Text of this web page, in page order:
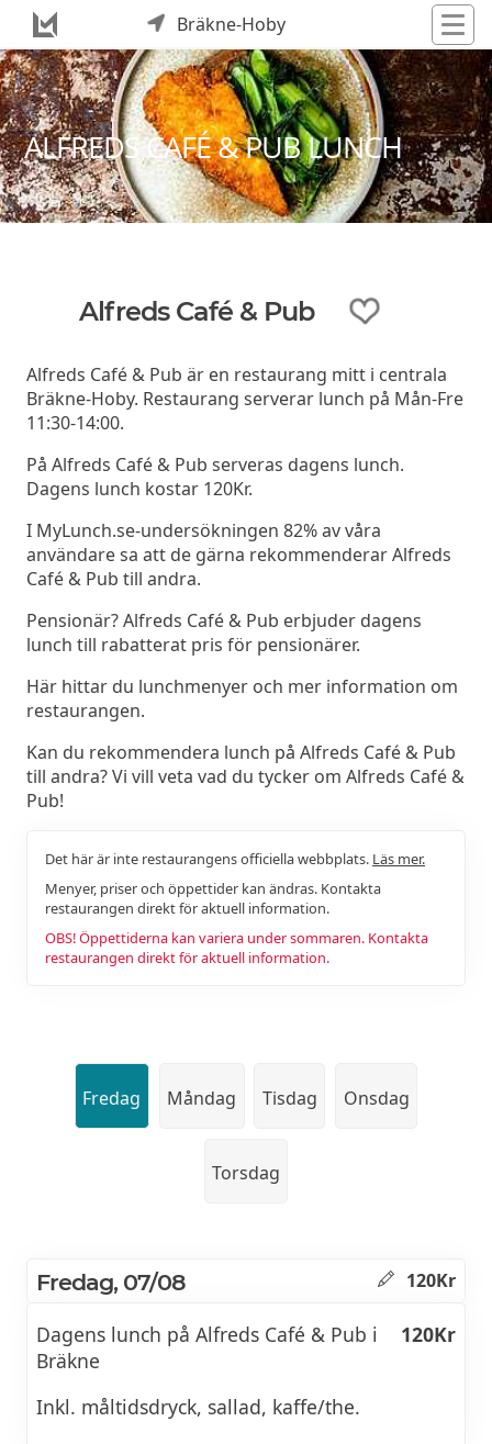
Bräkne-Hoby
ALFREDS CAFÉ & PUB LUNCH
Alfreds Café & Pub
Alfreds Café & Pub är en restaurang mitt i centrala
Bräkne-Hoby. Restaurang serverar lunch på Mån-Fre
11:30-14:00.
På Alfreds Café & Pub serveras dagens lunch.
Dagens lunch kostar 120Kr.
I MyLunch.se-undersökningen 82% av våra
användare sa att de gärna rekommenderar Alfreds
Café & Pub till andra.
Pensionär? Alfreds Café & Pub erbjuder dagens
lunch till rabatterat pris för pensionärer.
Här hittar du lunchmenyer och mer information om
restaurangen.
Kan du rekommendera lunch på Alfreds Café & Pub
till andra? Vi vill veta vad du tycker om Alfreds Café &
Pub!
Det här är inte restaurangens officiella webbplats. Läs mer.
Menyer, priser och öppettider kan ändras. Kontakta
restaurangen direkt för aktuell information.
OBS! Öppettiderna kan variera under sommaren. Kontakta
restaurangen direkt för aktuell information.
Fredag Måndag Tisdag Onsdag
Torsdag
Fredag, 07/08 120Kr
Dagens lunch på Alfreds Café & Pub i
Bräkne
120Kr
Inkl. måltidsdryck, sallad, kaffe/the.